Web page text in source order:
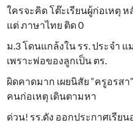
ใครจะคิด โต๊ะเรียนผู้ก่อเหตุ ห
แต่ ภาษาไทย ติด 0
ม.3 โดนแกล้งใน รร. ประจำ
เพราะพ่อของลูกเป็น ตร.
ผิดคาดมาก เผยนิสัย “ครูอรส
คนก่อเหตุ เดินตามหา
ด่วน! รร.ดัง ออกประกาศเรีย